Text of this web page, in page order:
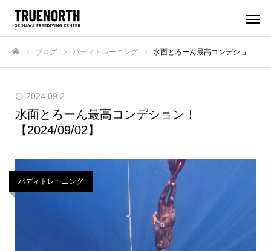
ブログ バディトレーニング 水面とろーん最高コンデション！【2024/09/02】
2024.09.2
水面とろーん最高コンデション！
【2024/09/02】
バディトレーニング